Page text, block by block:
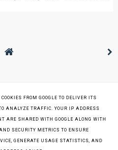
INSTAGRAMIE
FROM GOOGLE TO DELIVER ITS
ANALYZE TRAFFIC. YOUR IP ADDRESS
ARE SHARED WITH GOOGLE ALONG WITH
SECURITY METRICS TO ENSURE
GENERATE USAGE STATISTICS, AND